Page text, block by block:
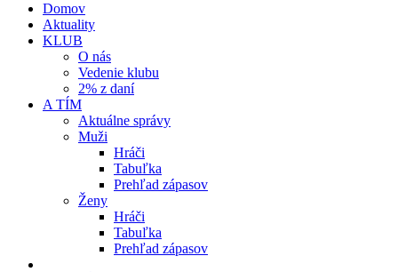
Domov
Aktuality
KLUB
O nás
Vedenie klubu
2% z daní
A TÍM
Aktuálne správy
Muži
Hráči
Tabuľka
Prehľad zápasov
Ženy
Hráči
Tabuľka
Prehľad zápasov